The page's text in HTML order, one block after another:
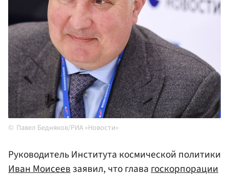
Павел Бедняков/РИА «Новости»
Руководитель Института космической политики
Иван Моисеевзаявил, что главагоскорпорации